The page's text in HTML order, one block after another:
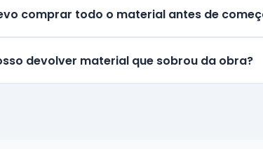
comprar todo o material antes de
devolver material que sobrou da obra?